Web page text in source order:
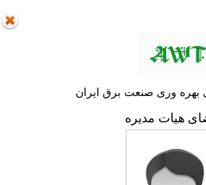
وری صنعت برق ایران
هیات مدیره